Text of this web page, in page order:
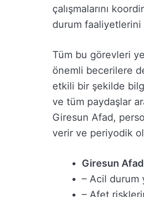
çalışmalarını
durum faaliyetlerini
Tüm bu görevleri
önemli becerilere
etkili bir şekilde
ve tüm paydaşlar
Giresun Afad,
verir ve periyodik
Giresun
– Acil durum